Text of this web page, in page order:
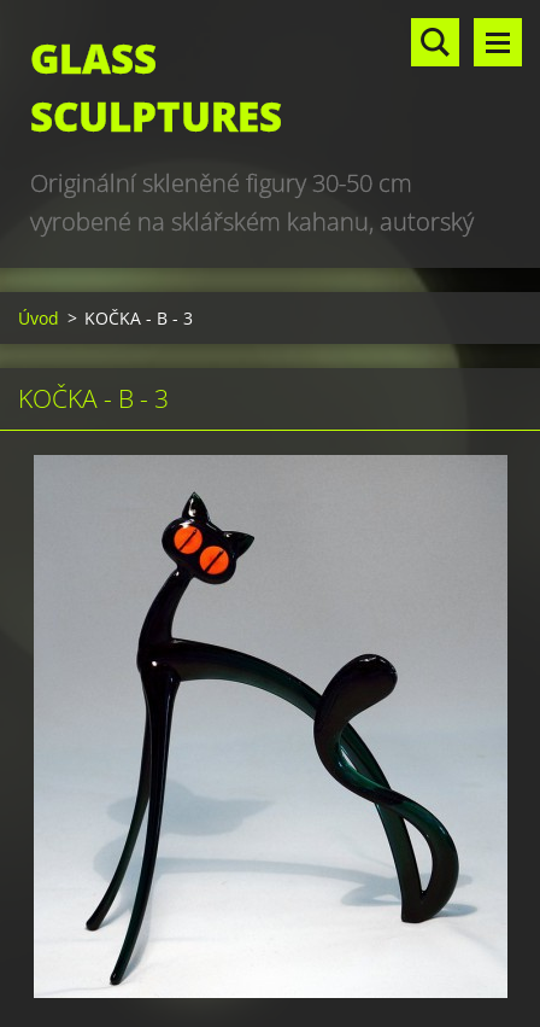
GLASS
SCULPTURES
Originální skleněné figury 30-50 cm
vyrobené na sklářském kahanu, autorský
design, hand made, art glass sculptures,
world unique production
Úvod > KOČKA - B - 3
KOČKA - B - 3